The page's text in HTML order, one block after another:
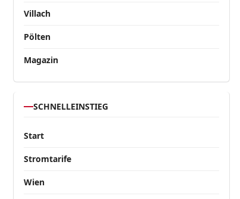
Villach
Pölten
Magazin
SCHNELLEINSTIEG
Start
Stromtarife
Wien